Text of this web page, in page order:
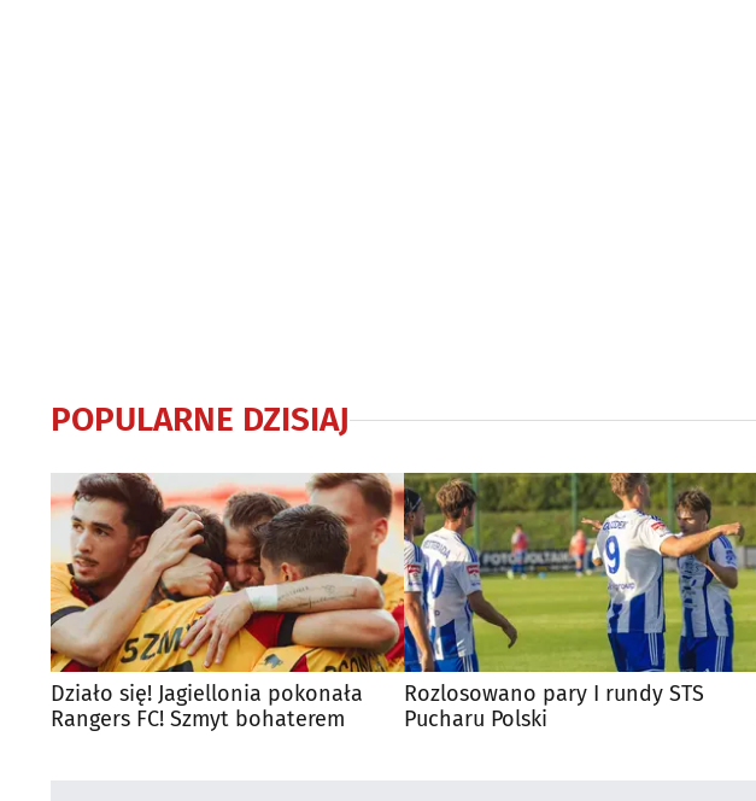
POPULARNE DZISIAJ
Działo się! Jagiellonia pokonała
Rangers FC! Szmyt bohaterem
Rozlosowano pary I rundy STS
Pucharu Polski